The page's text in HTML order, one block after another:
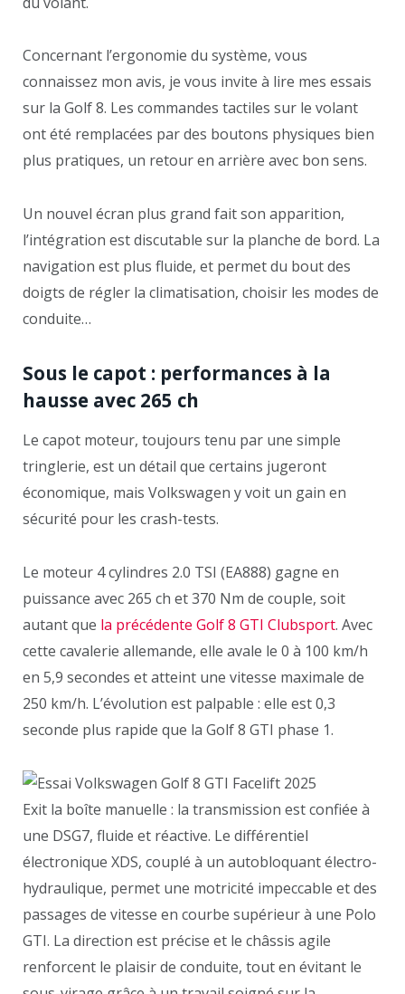
Concernant l’ergonomie du système, vous
connaissez mon avis, je vous invite à lire mes essais
sur la Golf 8. Les commandes tactiles sur le volant
ont été remplacées par des boutons physiques bien
plus pratiques, un retour en arrière avec bon sens.
Un nouvel écran plus grand fait son apparition,
l’intégration est discutable sur la planche de bord. La
navigation est plus fluide, et permet du bout des
doigts de régler la climatisation, choisir les modes de
conduite…
Sous le capot : performances à la
hausse avec 265 ch
Le capot moteur, toujours tenu par une simple
tringlerie, est un détail que certains jugeront
économique, mais Volkswagen y voit un gain en
sécurité pour les crash-tests.
Le moteur 4 cylindres 2.0 TSI (EA888) gagne en
puissance avec 265 ch et 370 Nm de couple, soit
autant que la précédente Golf 8 GTI Clubsport. Avec
cette cavalerie allemande, elle avale le 0 à 100 km/h
en 5,9 secondes et atteint une vitesse maximale de
250 km/h. L’évolution est palpable : elle est 0,3
seconde plus rapide que la Golf 8 GTI phase 1.
Exit la boîte manuelle : la transmission est confiée à
une DSG7, fluide et réactive. Le différentiel
électronique XDS, couplé à un autobloquant électro-
hydraulique, permet une motricité impeccable et des
passages de vitesse en courbe supérieur à une Polo
GTI. La direction est précise et le châssis agile
renforcent le plaisir de conduite, tout en évitant le